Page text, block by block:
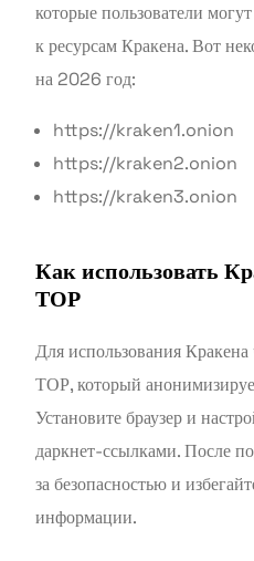
которые пользователи
к ресурсам Кракена. Вот
на 2026 год:
https://kraken1.onion
https://kraken2.onion
https://kraken3.onion
Как использовать
ТОР
Для использования Кракена
ТОР, который
Установите браузер и
даркнет-ссылками. После
за безопасностью и
информации.